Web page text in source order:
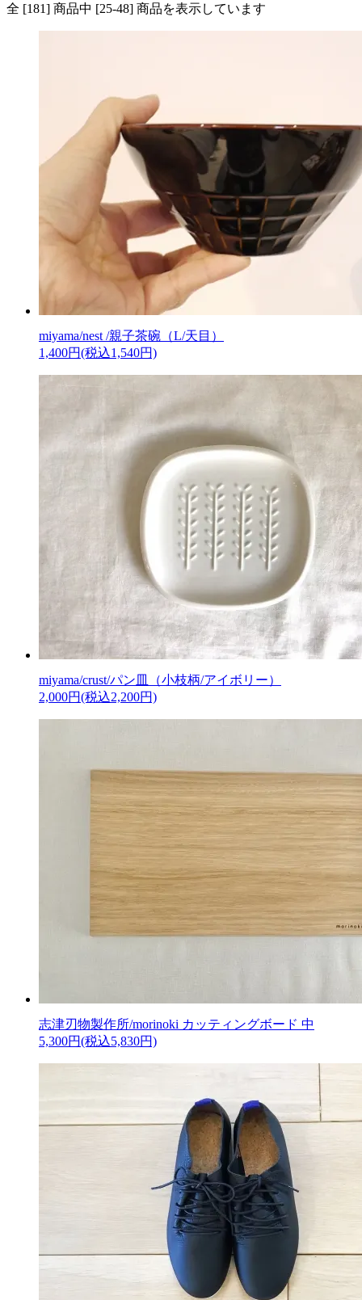
全 [181] 商品中 [25-48] 商品を表示しています
miyama/nest /親子茶碗（L/天目）
1,400円(税込1,540円)
miyama/crust/パン皿（小枝柄/アイボリー）
2,000円(税込2,200円)
志津刃物製作所/morinoki カッティングボード 中
5,300円(税込5,830円)